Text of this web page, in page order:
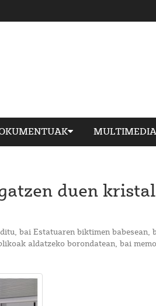
MULTIMEDIA
duen
bai Estatuaren biktimen babesean,
aldatzeko borondatean, bai